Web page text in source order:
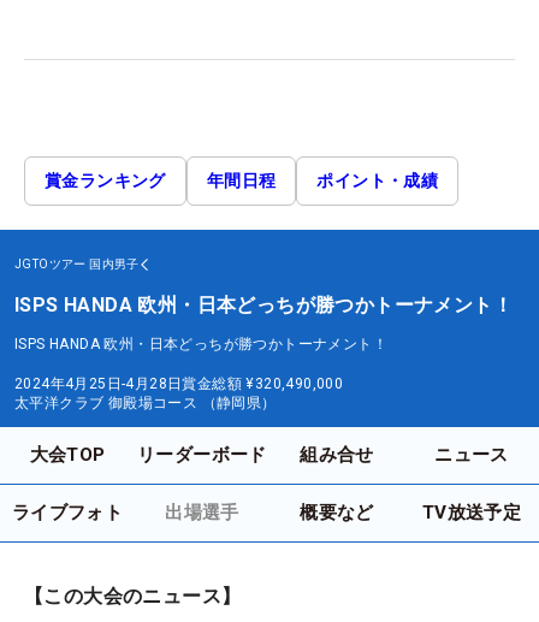
賞金ランキング 年間日程 ポイント・成績
JGTOツアー 国内男子
ISPS HANDA 欧州・日本どっちが勝つかトーナメント！
ISPS HANDA 欧州・日本どっちが勝つかトーナメント！
2024年4月25日-4月28日賞金総額 ¥320,490,000
太平洋クラブ 御殿場コース （静岡県）
大会TOP リーダーボード 組み合せ ニュース
ライブフォト 出場選手 概要など TV放送予定
【この大会のニュース】